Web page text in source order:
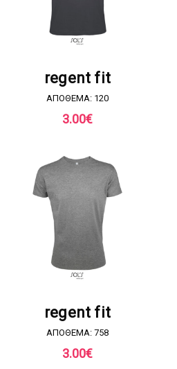
regent fit
ΑΠΟΘΕΜΑ: 120
3.00€
regent fit
ΑΠΟΘΕΜΑ: 758
3.00€